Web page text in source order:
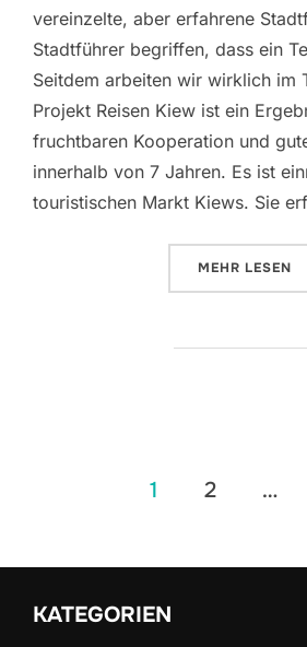
vereinzelte, aber erfahrene
Stadtführer begriffen, dass ein
Seitdem arbeiten wir wirklich im
Projekt Reisen Kiew ist ein
fruchtbaren Kooperation und
innerhalb von 7 Jahren. Es ist
touristischen Markt Kiews. Sie
MEHR ÜBER
LESEN
1 2 …
KATEGORIEN